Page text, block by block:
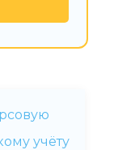
учёту